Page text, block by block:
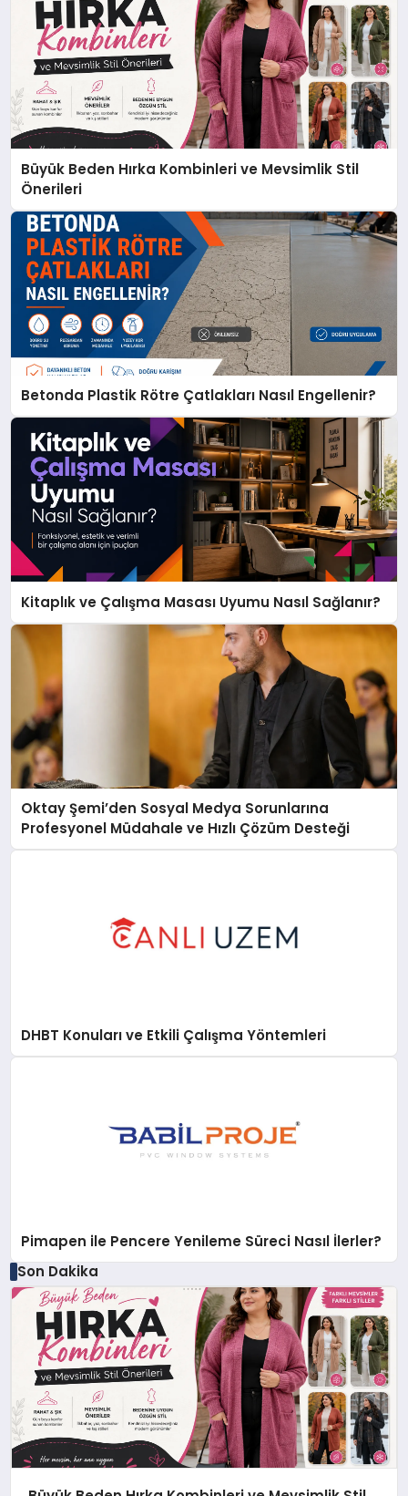
Büyük Beden Hırka Kombinleri ve Mevsimlik Stil
Önerileri
Betonda Plastik Rötre Çatlakları Nasıl Engellenir?
Kitaplık ve Çalışma Masası Uyumu Nasıl Sağlanır?
Oktay Şemi’den Sosyal Medya Sorunlarına
Profesyonel Müdahale ve Hızlı Çözüm Desteği
DHBT Konuları ve Etkili Çalışma Yöntemleri
Pimapen ile Pencere Yenileme Süreci Nasıl İlerler?
Son Dakika